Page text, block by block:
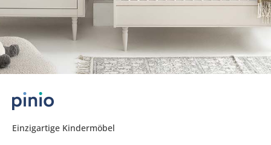
Einzigartige Kindermöbel